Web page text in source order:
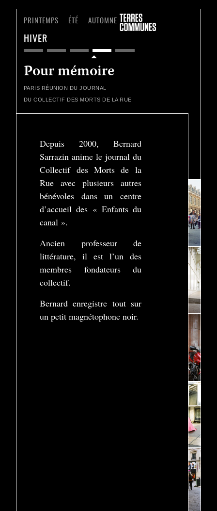
PRINTEMPS ÉTÉ AUTOMNE
HIVER
Pour mémoire
PARIS RÉUNION DU JOURNAL
DU COLLECTIF DES MORTS DE LA RUE
Depuis 2000, Bernard
Sarrazin anime le journal du
Collectif des Morts de la
Rue avec plusieurs autres
bénévoles dans un centre
d’accueil des « Enfants du
canal ».
Ancien professeur de
littérature, il est l’un des
membres fondateurs du
collectif.
Bernard enregistre tout sur
un petit magnétophone noir.
-03:01
fullscreen
Play